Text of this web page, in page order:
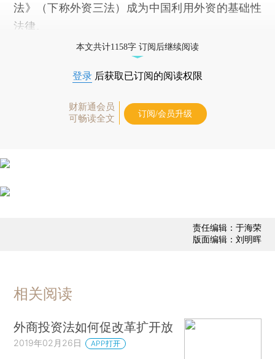
法》（下称外资三法）成为中国利用外资的基础性
法律。
本文共计1158字 订阅后继续阅读
登录 后获取已订阅的阅读权限
财新通会员
可畅读全文
订阅/会员升级
责任编辑：于海荣
版面编辑：刘明晖
相关阅读
外商投资法如何促改革扩开放
2019年02月26日 APP打开